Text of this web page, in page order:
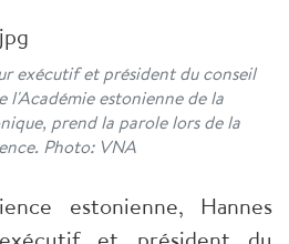
exécutif et président du conseil
l'Académie estonienne de la
prend la parole lors de la
Photo: VNA
estonienne, Hannes